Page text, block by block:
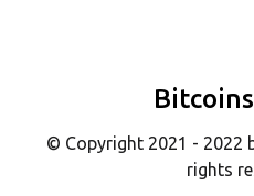
© Copyright 2021 - 2022
rights